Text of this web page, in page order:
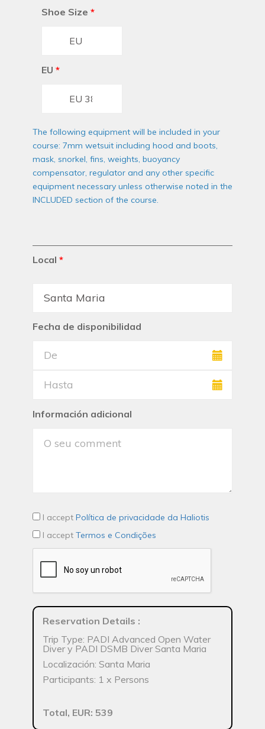
Shoe Size *
EU *
The following equipment will be included in your
course: 7mm wetsuit including hood and boots,
mask, snorkel, fins, weights, buoyancy
compensator, regulator and any other specific
equipment necessary unless otherwise noted in the
INCLUDED section of the course.
Local *
Fecha de disponibilidad
Información adicional
I accept Política de privacidade da Haliotis
I accept Termos e Condições
Reservation Details :
Trip Type: PADI Advanced Open Water
Diver y PADI DSMB Diver Santa Maria
Localización: Santa Maria
Participants: 1 x Persons
Total, EUR: 539